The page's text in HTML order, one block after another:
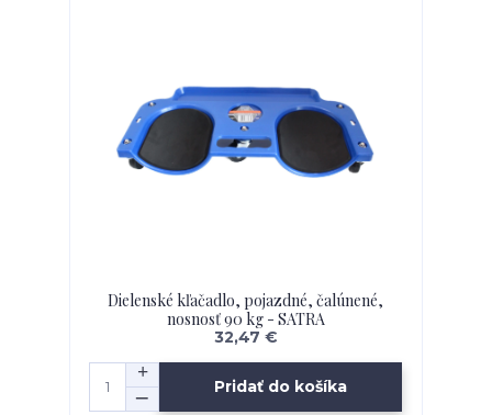
Dielenské kľačadlo, pojazdné, čalúnené,
nosnosť 90 kg - SATRA
32,47 €
Pridať do košíka